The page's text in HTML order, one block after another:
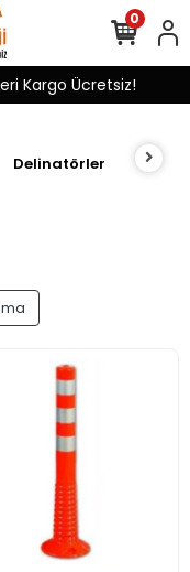
Kargo Ücretsiz!
0
Delinatörler